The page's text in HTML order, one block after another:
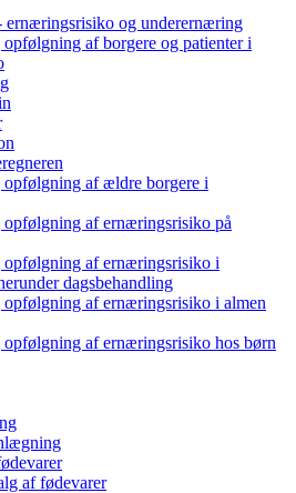
ernæringsrisiko og underernæring
af borgere og patienter i
af ældre borgere i
af ernæringsrisiko på
opfølgning af ernæringsrisiko i
dagsbehandling
af ernæringsrisiko i almen
af ernæringsrisiko hos børn
af fødevarer